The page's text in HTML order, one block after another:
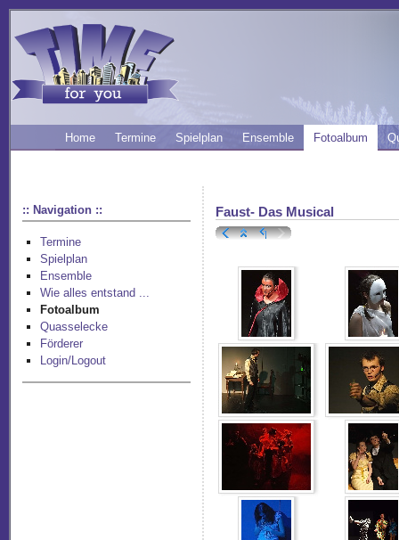
Home Termine Spielplan Ensemble Fotoalbum
:: Navigation ::
Termine
Spielplan
Ensemble
Wie alles entstand ...
Fotoalbum
Quasselecke
Förderer
Login/Logout
Faust- Das Musical